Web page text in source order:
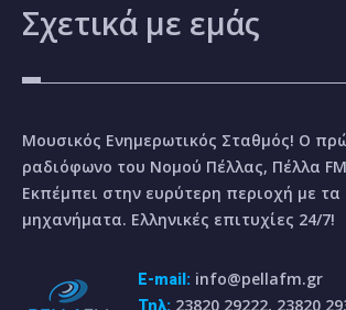
Σχετικά με εμάς
Μουσικός Ενημερωτικός Σταθμός! Ο
ραδιόφωνο του Νομού Πέλλας, Πέλλα FM
Εκπέμπει στην ευρύτερη περιοχή με τα
μηχανήματα. Ελληνικές επιτυχίες 24/7!
E-mail: info@pellafm.gr
Τηλ: 23820 29222, 23820